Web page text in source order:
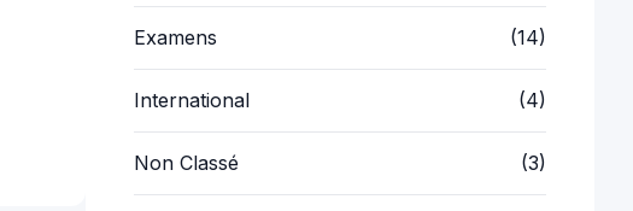
Examens (14)
International (4)
Non Classé (3)